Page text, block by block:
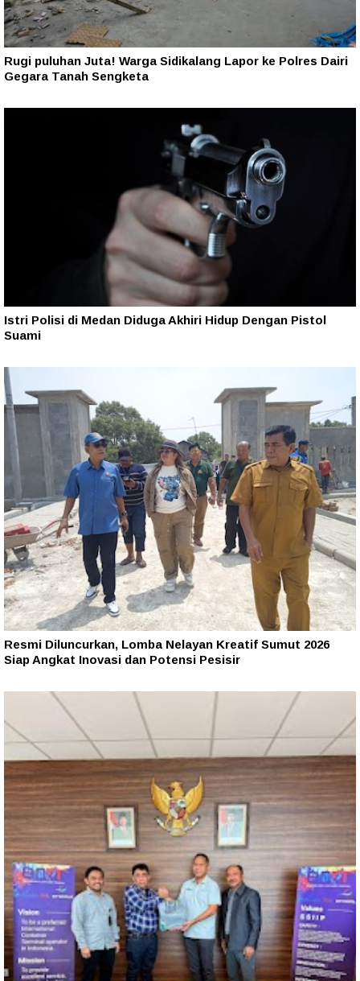
Rugi puluhan Juta! Warga Sidikalang Lapor ke Polres Dairi
Gegara Tanah Sengketa
Istri Polisi di Medan Diduga Akhiri Hidup Dengan Pistol
Suami
Resmi Diluncurkan, Lomba Nelayan Kreatif Sumut 2026
Siap Angkat Inovasi dan Potensi Pesisir